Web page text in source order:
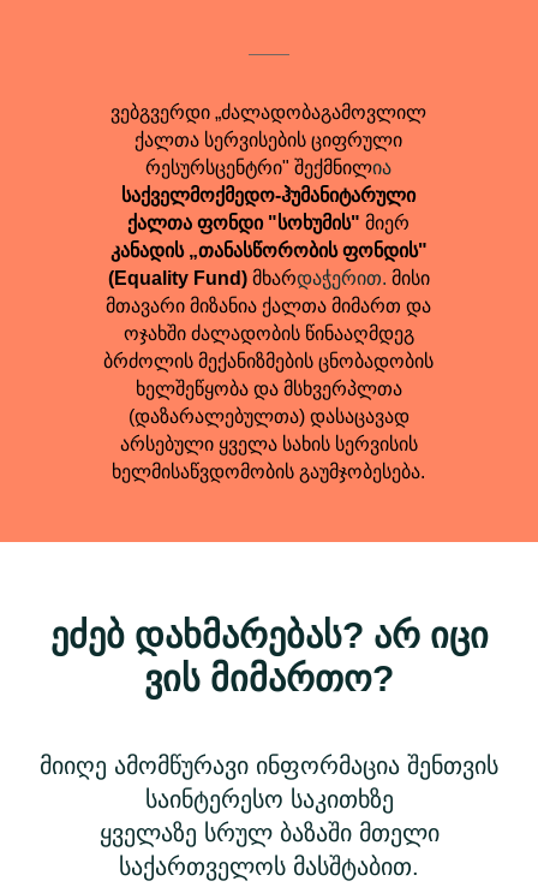
ვებგვერდი „ძალადობაგამოვლილ
ქალთა სერვისების ციფრული
რესურსცენტრი" შექმნილია
საქველმოქმედო-ჰუმანიტარული
ქალთა ფონდი "სოხუმის" მიერ
კანადის „თანასწორობის ფონდის"
(Equality Fund) მხარდაჭერით. მისი
მთავარი მიზანია ქალთა მიმართ და
ოჯახში ძალადობის წინააღმდეგ
ბრძოლის მექანიზმების ცნობადობის
ხელშეწყობა და მსხვერპლთა
(დაზარალებულთა) დასაცავად
არსებული ყველა სახის სერვისის
ხელმისაწვდომობის გაუმჯობესება.
ეძებ დახმარებას? არ იცი
ვის მიმართო?
მიიღე ამომწურავი ინფორმაცია შენთვის
საინტერესო საკითხზე
ყველაზე სრულ ბაზაში მთელი
საქართველოს მასშტაბით.